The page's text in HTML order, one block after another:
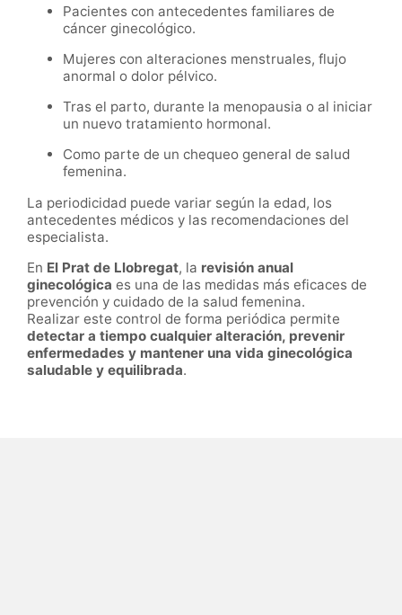
Pacientes con antecedentes familiares de
cáncer ginecológico.
Mujeres con alteraciones menstruales, flujo
anormal o dolor pélvico.
Tras el parto, durante la menopausia o al iniciar
un nuevo tratamiento hormonal.
Como parte de un chequeo general de salud
femenina.
La periodicidad puede variar según la edad, los
antecedentes médicos y las recomendaciones del
especialista.
En El Prat de Llobregat, la revisión anual
ginecológica es una de las medidas más eficaces de
prevención y cuidado de la salud femenina.
Realizar este control de forma periódica permite
detectar a tiempo cualquier alteración, prevenir
enfermedades y mantener una vida ginecológica
saludable y equilibrada.